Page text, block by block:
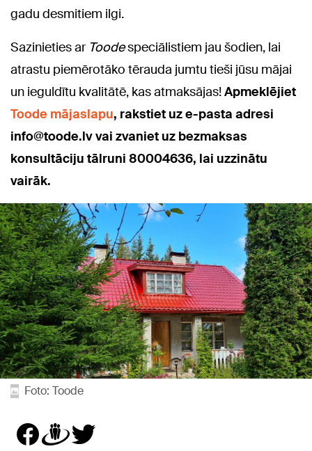
gadu desmitiem ilgi.
Sazinieties ar Toodespeciālistiem jau šodien, lai
atrastu piemērotāko tērauda jumtu tieši jūsu mājai
un ieguldītu kvalitātē, kas atmaksājas!Apmeklējiet
Toode mājaslapu, rakstiet uz e-pasta adresi
info@toode.lv vai zvaniet uz bezmaksas
konsultāciju tālruni 80004636, lai uzzinātu
vairāk.
Foto: Toode